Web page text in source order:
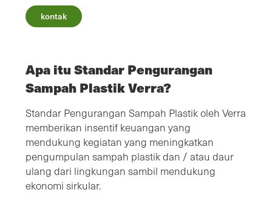
kontak
Apa itu Standar Pengurangan
Sampah Plastik Verra?
Standar Pengurangan Sampah Plastik oleh Verra
memberikan insentif keuangan yang
mendukung kegiatan yang meningkatkan
pengumpulan sampah plastik dan / atau daur
ulang dari lingkungan sambil mendukung
ekonomi sirkular.